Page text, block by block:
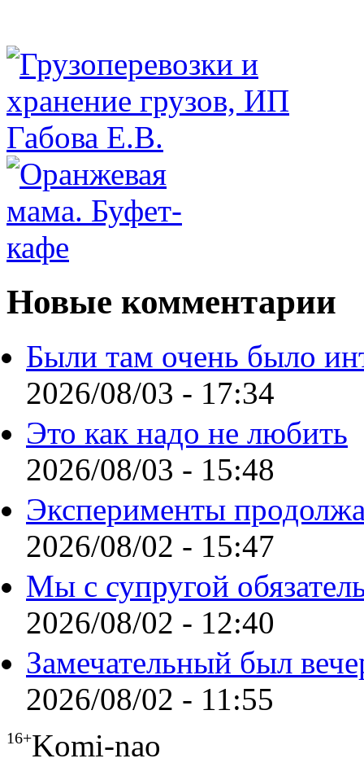
Новые комментарии
Были там очень было
2026/08/03 - 17:34
Это как надо не любить
2026/08/03 - 15:48
Эксперименты
2026/08/02 - 15:47
Мы с супругой
2026/08/02 - 12:40
Замечательный был
2026/08/02 - 11:55
16+Komi-nao